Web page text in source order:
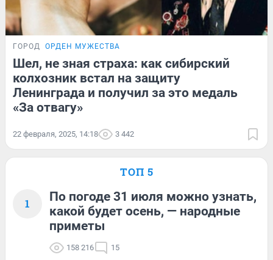
ГОРОД ОРДЕН МУЖЕСТВА
Шел, не зная страха: как сибирский
колхозник встал на защиту
Ленинграда и получил за это медаль
«За отвагу»
22 февраля, 2025, 14:18 3 442
ТОП 5
1
По погоде 31 июля можно узнать,
какой будет осень, — народные
приметы
158 216 15